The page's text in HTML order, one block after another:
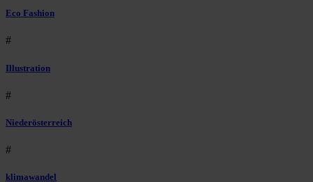
Eco Fashion
#
Illustration
#
Niederösterreich
#
klimawandel